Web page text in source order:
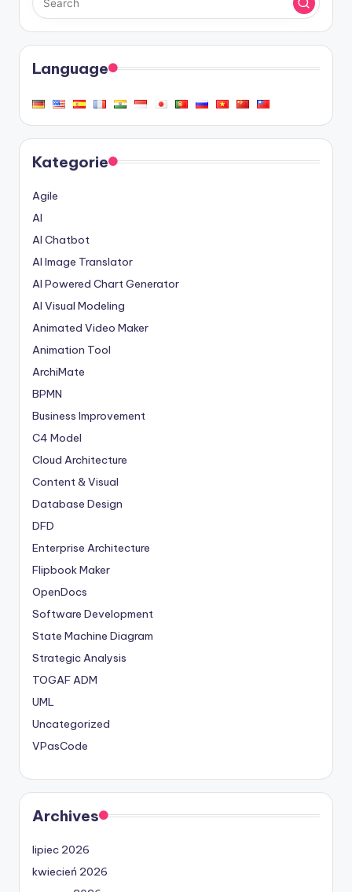
Language
Kategorie
Agile
AI
AI Chatbot
AI Image Translator
AI Powered Chart Generator
AI Visual Modeling
Animated Video Maker
Animation Tool
ArchiMate
BPMN
Business Improvement
C4 Model
Cloud Architecture
Content & Visual
Database Design
DFD
Enterprise Architecture
Flipbook Maker
OpenDocs
Software Development
State Machine Diagram
Strategic Analysis
TOGAF ADM
UML
Uncategorized
VPasCode
Archives
lipiec 2026
kwiecień 2026